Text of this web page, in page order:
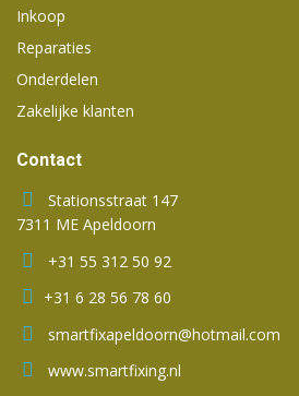
Inkoop
Reparaties
Onderdelen
Zakelijke klanten
Contact
Stationsstraat 147
7311 ME Apeldoorn
+31 55 312 50 92
+31 6 28 56 78 60
smartfixapeldoorn@hotmail.com
www.smartfixing.nl